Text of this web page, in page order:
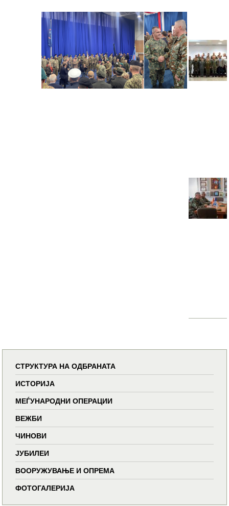
СТРУКТУРА НА ОДБРАНАТА
ИСТОРИЈА
МЕЃУНАРОДНИ ОПЕРАЦИИ
ВЕЖБИ
ЧИНОВИ
ЈУБИЛЕИ
ВООРУЖУВАЊЕ И ОПРЕМА
ФОТОГАЛЕРИЈА